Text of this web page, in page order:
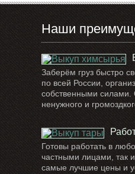
Наши
Заберём груз быстро
по всей России,
собственными силами.
ненужного и
Готовы работать в
частными лицами, так
самые лучшие цены и